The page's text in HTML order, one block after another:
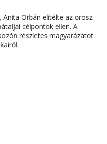
Anita Orbán elítélte az orosz
célpontok ellen. A
részletes magyarázatot